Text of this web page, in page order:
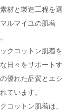
材と製造工程を選
ルマイユの肌着
クコットン肌着を
日々をサポートす
優れた品質とエシ
ています。
コットン肌着は、